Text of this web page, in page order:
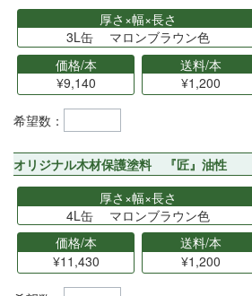
厚さ×幅×長さ
3L缶 マロンブラウン色
価格/本
¥9,140
送料/本
¥1,200
希望数：
オリジナル木材保護塗料 『匠』油性
厚さ×幅×長さ
4L缶 マロンブラウン色
価格/本
¥11,430
送料/本
¥1,200